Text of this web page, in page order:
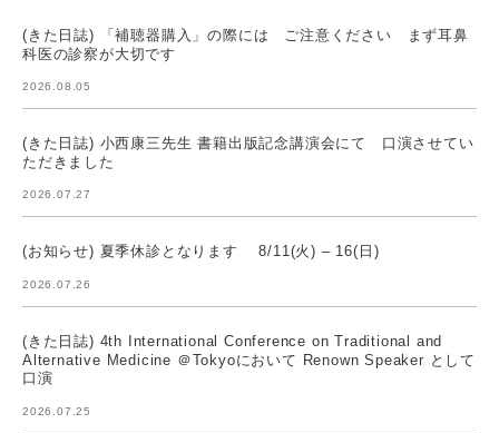
(きた日誌) 「補聴器購入」の際には ご注意ください まず耳鼻
科医の診察が大切です
2026.08.05
(きた日誌) 小西康三先生 書籍出版記念講演会にて 口演させてい
ただきました
2026.07.27
(お知らせ) 夏季休診となります 8/11(火) – 16(日)
2026.07.26
(きた日誌) 4th International Conference on Traditional and
Alternative Medicine ＠Tokyoにおいて Renown Speaker として
口演
2026.07.25